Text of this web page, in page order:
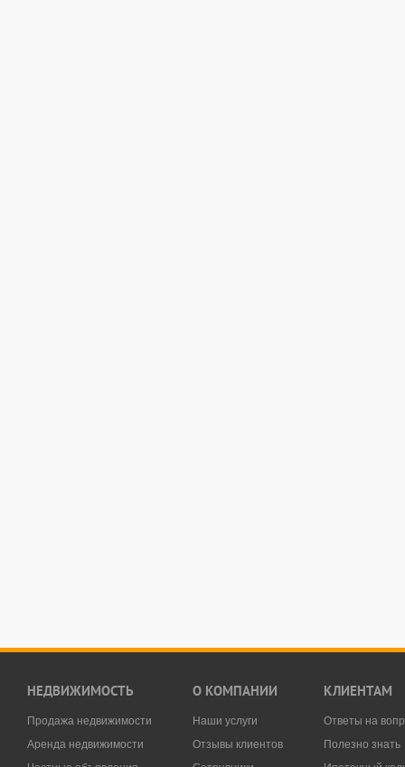
НЕДВИЖИМОСТЬ
Продажа недвижимости
Аренда недвижимости
О КОМПАНИИ
Наши услуги
Отзывы клиентов
КЛИЕНТАМ
Ответы на
Полезно знать